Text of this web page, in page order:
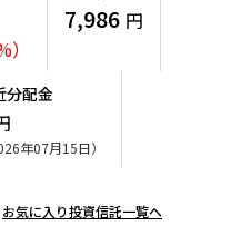
ついて
への対応
）
7,986 円
分配金
年07月15日）
お気に入り投資信託一覧へ